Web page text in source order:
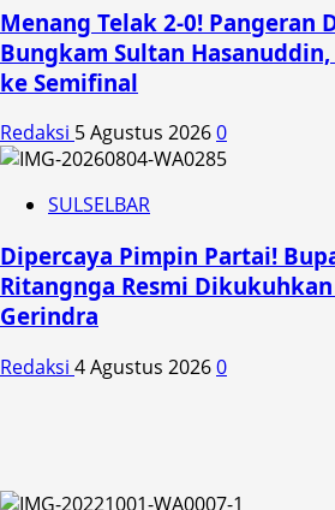
Menang Telak 2-0! Pangeran
Bungkam Sultan
ke Semifinal
Redaksi 5 Agustus 20260
SULSELBAR
Dipercaya Pimpin Partai!
Ritangnga Resmi Dikukuhkan
Gerindra
Redaksi 4 Agustus 20260